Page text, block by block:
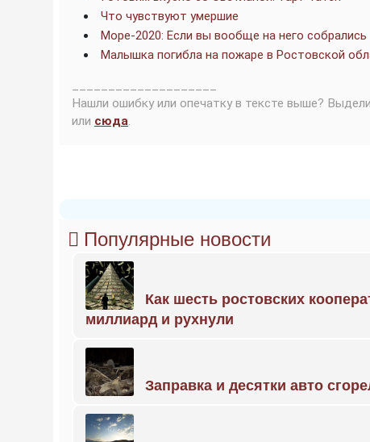
Что чувствуют умершие
Море-2020: Если вы вообще на него собрались
Малышка погибла на пожаре в Ростовской
Нашли ошибку или опечатку в тексте выше?
или сюда.
Популярные новости
Как шесть ростовских
миллиард и рухнули
Заправка и десятки авто